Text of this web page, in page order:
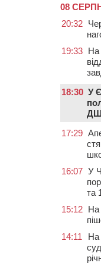
08
20:32
19:33 На
18:30 У
17:29
16:07 У
та
15:12 На
14:11
На